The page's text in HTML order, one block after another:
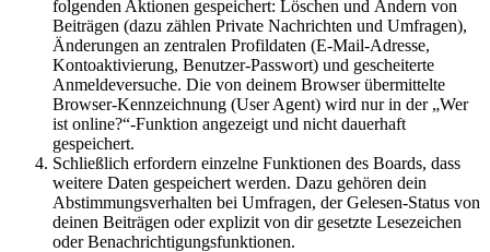
folgenden Aktionen gespeichert: Löschen und Ändern von
Beiträgen (dazu zählen Private Nachrichten und Umfragen),
Änderungen an zentralen Profildaten (E-Mail-Adresse,
Kontoaktivierung, Benutzer-Passwort) und gescheiterte
Anmeldeversuche. Die von deinem Browser übermittelte
Browser-Kennzeichnung (User Agent) wird nur in der „Wer
ist online?“-Funktion angezeigt und nicht dauerhaft
gespeichert.
Schließlich erfordern einzelne Funktionen des Boards, dass
weitere Daten gespeichert werden. Dazu gehören dein
Abstimmungsverhalten bei Umfragen, der Gelesen-Status von
deinen Beiträgen oder explizit von dir gesetzte Lesezeichen
oder Benachrichtigungsfunktionen.